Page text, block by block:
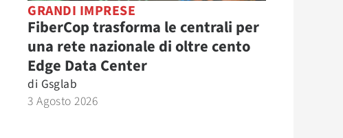
GRANDI IMPRESE
FiberCop trasforma le centrali per
una rete nazionale di oltre cento
Edge Data Center
di Gsglab
3 Agosto 2026